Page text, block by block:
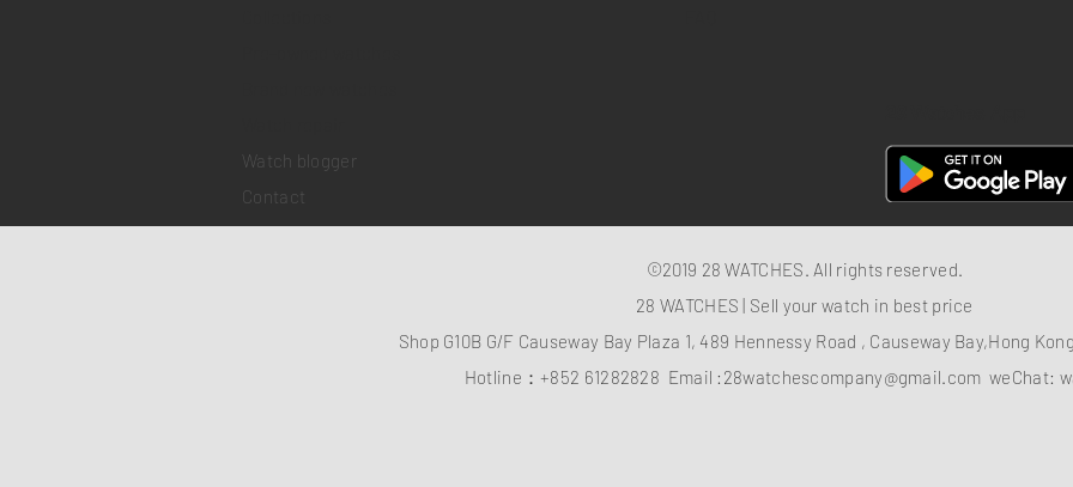
Watch blogger
Contact
©2019 28 WATCHES. All rights reserved.
28 WATCHES | Sell your watch in best price
Shop G10B G/F Causeway Bay Plaza 1, 489 Hennessy Road , Causeway Bay,Hong Kong
Hotline：+852 61282828 Email : 28watchescompany@gmail.com weChat: